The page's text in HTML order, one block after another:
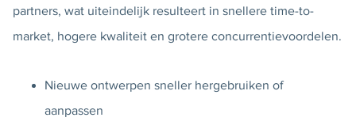
partners, wat uiteindelijk resulteert in snellere time-to-
market, hogere kwaliteit en grotere concurrentievoordelen.
Nieuwe ontwerpen sneller hergebruiken of
aanpassen